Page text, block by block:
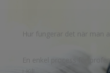
Hur fungerar det när man
En enkel process för